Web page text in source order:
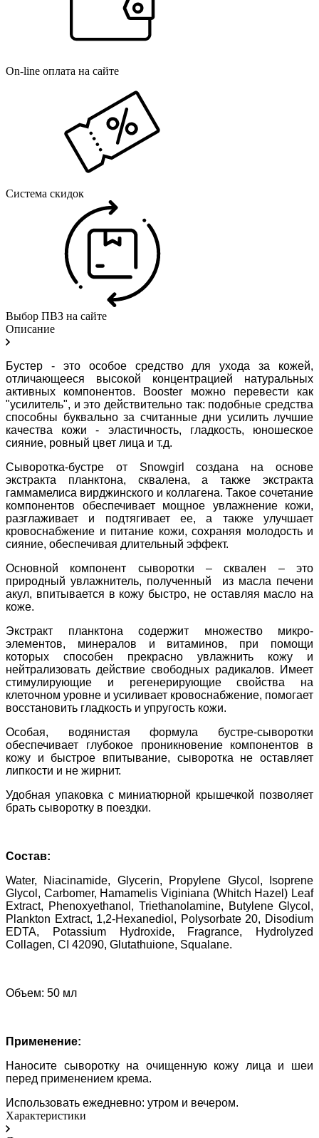
On-line оплата на сайте
Система скидок
Выбор ПВЗ на сайте
Описание
Бустер - это особое средство для ухода за кожей,
отличающееся высокой концентрацией натуральных
активных компонентов. Booster можно перевести как
"усилитель", и это действительно так: подобные средства
способны буквально за считанные дни усилить лучшие
качества кожи - эластичность, гладкость, юношеское
сияние, ровный цвет лица и т.д.
Сыворотка-бустре от Snowgirl создана на основе
экстракта планктона, сквалена, а также экстракта
гаммамелиса вирджинского и коллагена. Такое сочетание
компонентов обеспечивает мощное увлажнение кожи,
разглаживает и подтягивает ее, а также улучшает
кровоснабжение и питание кожи, сохраняя молодость и
сияние, обеспечивая длительный эффект.
Основной компонент сыворотки – сквален – это
природный увлажнитель, полученный из масла печени
акул, впитывается в кожу быстро, не оставляя масло на
коже.
Экстракт планктона содержит множество микро-
элементов, минералов и витаминов, при помощи
которых способен прекрасно увлажнить кожу и
нейтрализовать действие свободных радикалов. Имеет
стимулирующие и регенерирующие свойства на
клеточном уровне и усиливает кровоснабжение, помогает
восстановить гладкость и упругость кожи.
Особая, водянистая формула бустре-сыворотки
обеспечивает глубокое проникновение компонентов в
кожу и быстрое впитывание, сыворотка не оставляет
липкости и не жирнит.
Удобная упаковка с миниатюрной крышечкой позволяет
брать сыворотку в поездки.
Состав:
Water, Niacinamide, Glycerin, Propylene Glycol, Isoprene
Glycol, Carbomer, Hamamelis Viginiana (Whitch Hazel) Leaf
Extract, Phenoxyethanol, Triethanolamine, Butylene Glycol,
Plankton Extract, 1,2-Hexanediol, Polysorbate 20, Disodium
EDTA, Potassium Hydroxide, Fragrance, Hydrolyzed
Collagen, CI 42090, Glutathuione, Squalane.
Объем: 50 мл
Применение:
Наносите сыворотку на очищенную кожу лица и шеи
перед применением крема.
Использовать ежедневно: утром и вечером.
Характеристики